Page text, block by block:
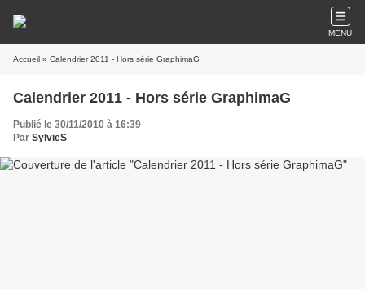
MENU
Accueil » Calendrier 2011 - Hors série GraphimaG
Calendrier 2011 - Hors série GraphimaG
Publié le 30/11/2010 à 16:39
Par SylvieS